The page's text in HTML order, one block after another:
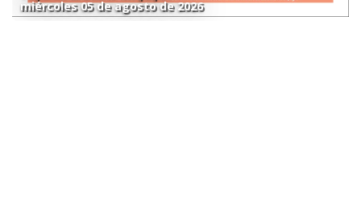
miércoles 05 de agosto de 2026